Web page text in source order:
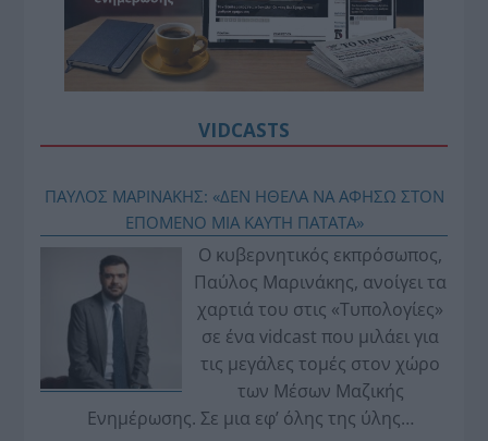
VIDCASTS
ΠΑΥΛΟΣ ΜΑΡΙΝΑΚΗΣ: «ΔΕΝ ΗΘΕΛΑ ΝΑ ΑΦΗΣΩ ΣΤΟΝ
ΕΠΟΜΕΝΟ ΜΙΑ ΚΑΥΤΗ ΠΑΤΑΤΑ»
Ο κυβερνητικός εκπρόσωπος,
Παύλος Μαρινάκης, ανοίγει τα
χαρτιά του στις «Τυπολογίες»
σε ένα vidcast που μιλάει για
τις μεγάλες τομές στον χώρο
των Μέσων Μαζικής
Ενημέρωσης. Σε μια εφ’ όλης της ύλης